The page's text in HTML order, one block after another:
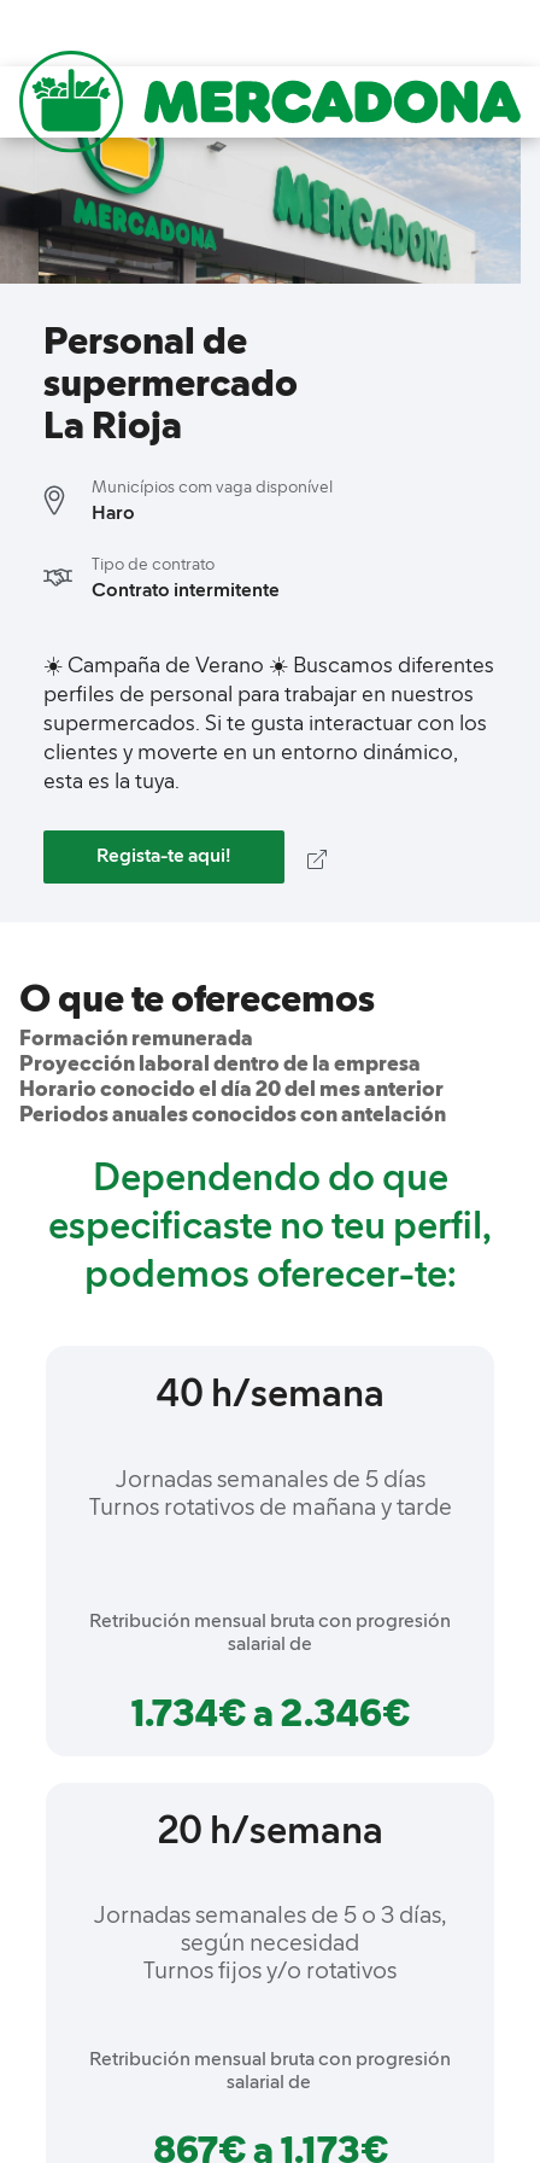
content
Mercadona
Personal de
supermercado
La Rioja
Municípios com vaga disponível
Haro
Tipo de contrato
Contrato intermitente
☀️ Campaña de Verano ☀️ Buscamos diferentes
perfiles de personal para trabajar en nuestros
supermercados. Si te gusta interactuar con los
clientes y moverte en un entorno dinámico,
esta es la tuya.
Regista-te aqui!
O que te oferecemos
Formación remunerada
Proyección laboral dentro de la empresa
Horario conocido el día 20 del mes anterior
Periodos anuales conocidos con antelación
Dependendo do que
especificaste no teu perfil,
podemos oferecer-te:
40 h/semana
Jornadas semanales de 5 días
Turnos rotativos de mañana y tarde
Retribución mensual bruta con progresión
salarial de
1.734€ a 2.346€
20 h/semana
Jornadas semanales de 5 o 3 días,
según necesidad
Turnos fijos y/o rotativos
Retribución mensual bruta con progresión
salarial de
867€ a 1.173€